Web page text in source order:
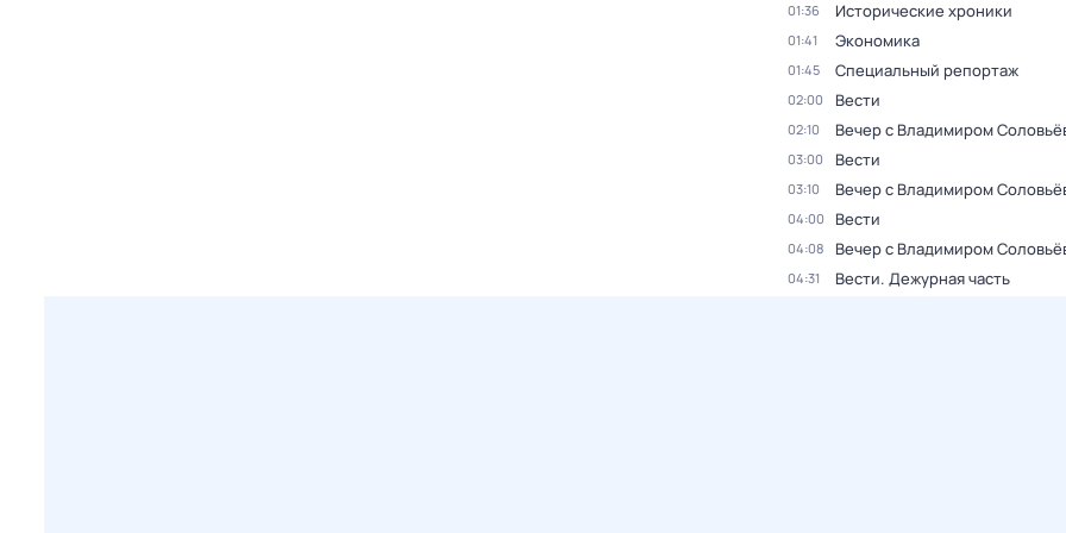
01:36 Исторические хроники
01:41 Экономика
01:45 Специальный репортаж
02:00 Вести
02:10 Вечер с Владимиром
03:00 Вести
03:10 Вечер с Владимиром
04:00 Вести
04:08 Вечер с Владимиром
04:31 Вести. Дежурная часть